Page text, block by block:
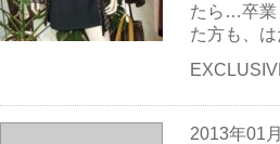
たら…卒業
た方も、
2013年01